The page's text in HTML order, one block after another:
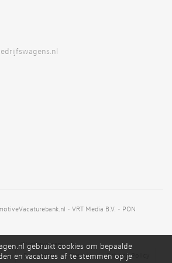
- VRT Media B.V. - PON
©Volkswagen;
Disclaimer Sitemap Privacy Policy
gebruikt cookies om bepaalde
en vacatures af te stemmen op je